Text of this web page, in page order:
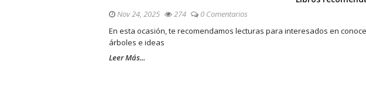
Nov 24, 2025 274
0 Comentarios
En esta ocasión, te recomendamos lecturas para interesados en
árboles e ideas
Leer Más...